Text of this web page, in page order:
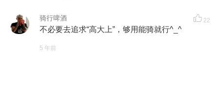
骑行啤酒 22
不必要去追求“高大上”，够用能骑就行^_^
5 年前